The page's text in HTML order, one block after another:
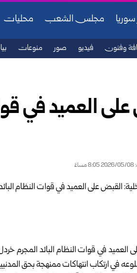
سوريا مجلس الشعب محليات
وفنون فيديو صور منوعات
العميد في
العميد في قوات النظام البائد المجرم
في ارتكاب انتهاكات ممنهجة بحق